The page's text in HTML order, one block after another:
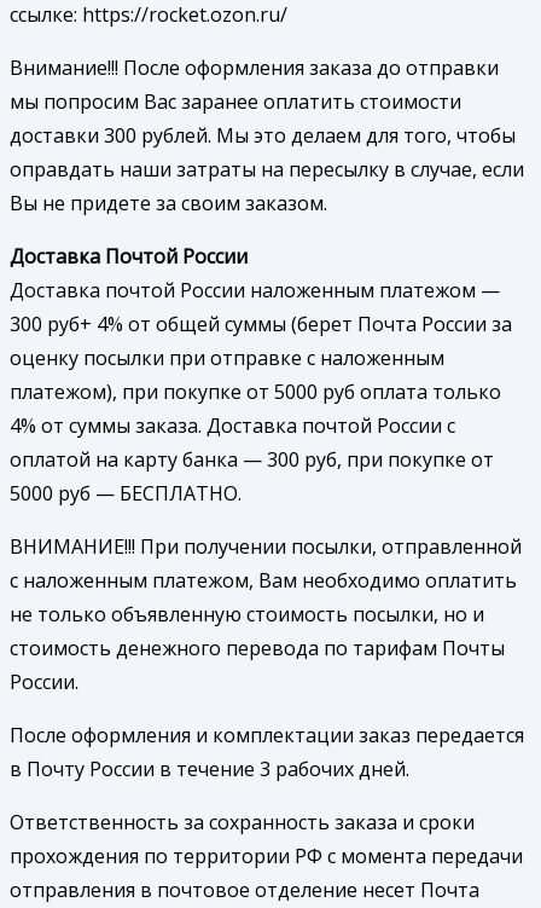
ссылке: https://rocket.ozon.ru/
Внимание!!! После оформления заказа до отправки
мы попросим Вас заранее оплатить стоимости
доставки 300 рублей. Мы это делаем для того, чтобы
оправдать наши затраты на пересылку в случае, если
Вы не придете за своим заказом.
Доставка Почтой России
Доставка почтой России наложенным платежом —
300 руб+ 4% от общей суммы (берет Почта России за
оценку посылки при отправке с наложенным
платежом), при покупке от 5000 руб оплата только
4% от суммы заказа. Доставка почтой России с
оплатой на карту банка — 300 руб, при покупке от
5000 руб — БЕСПЛАТНО.
ВНИМАНИЕ!!! При получении посылки, отправленной
с наложенным платежом, Вам необходимо оплатить
не только объявленную стоимость посылки, но и
стоимость денежного перевода по тарифам Почты
России.
После оформления и комплектации заказ передается
в Почту России в течение 3 рабочих дней.
Ответственность за сохранность заказа и сроки
прохождения по территории РФ с момента передачи
отправления в почтовое отделение несет Почта